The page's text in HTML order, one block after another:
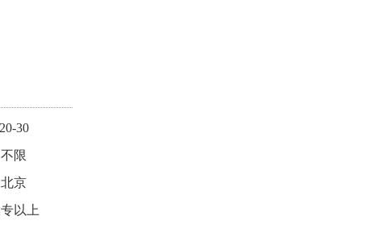
20-30
不限
北京
以上